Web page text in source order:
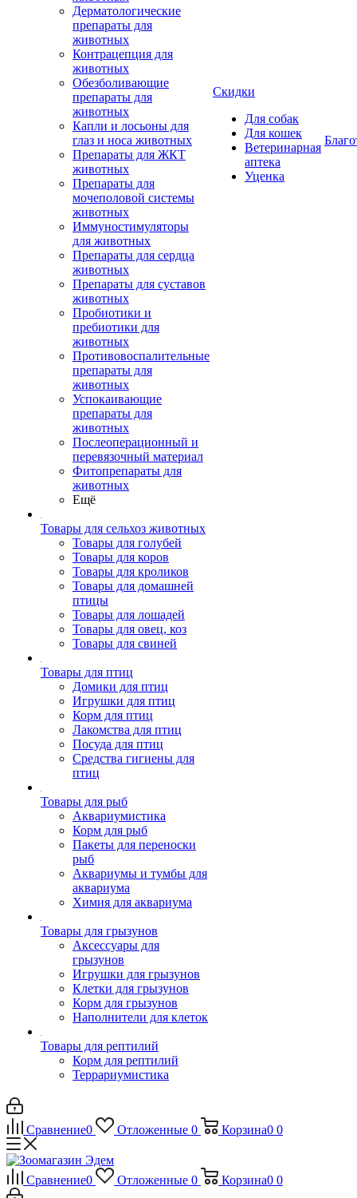
Дерматологические
препараты для
животных
Контрацепция для
животных
Обезболивающие
препараты для
животных
Капли и лосьоны для
глаз и носа животных
Препараты для ЖКТ
животных
Препараты для
мочеполовой системы
животных
Иммуностимуляторы
для животных
Препараты для сердца
животных
Препараты для суставов
животных
Пробиотики и
пребиотики для
животных
Противовоспалительные
препараты для
животных
Успокаивающие
препараты для
животных
Послеоперационный и
перевязочный материал
Фитопрепараты для
животных
Ещё
Товары для сельхоз животных
Товары для голубей
Товары для коров
Товары для кроликов
Товары для домашней
птицы
Товары для лошадей
Товары для овец, коз
Товары для свиней
Товары для птиц
Домики для птиц
Игрушки для птиц
Корм для птиц
Лакомства для птиц
Посуда для птиц
Средства гигиены для
птиц
Товары для рыб
Аквариумистика
Корм для рыб
Пакеты для переноски
рыб
Аквариумы и тумбы для
аквариума
Химия для аквариума
Товары для грызунов
Аксессуары для
грызунов
Игрушки для грызунов
Клетки для грызунов
Корм для грызунов
Наполнители для клеток
Товары для рептилий
Корм для рептилий
Террариумистика
Скидки
Для собак
Для кошек
Ветеринарная
аптека
Уценка
Сравнение0 Отложенные 0 Корзина0 0
Сравнение0 Отложенные 0 Корзина0 0